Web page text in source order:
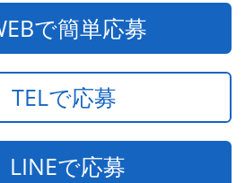
で簡単応募
TELで応募
で応募